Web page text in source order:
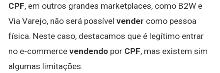
CPF, em outros grandes marketplaces, como B2W e
Via Varejo, não será possível vender como pessoa
física. Neste caso, destacamos que é legítimo entrar
no e-commerce vendendo por CPF, mas existem sim
algumas limitações.